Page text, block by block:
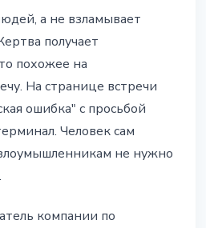
а не взламывает
получает
похожее на
На странице встречи
ошибка" с просьбой
Человек сам
не нужно
компании по